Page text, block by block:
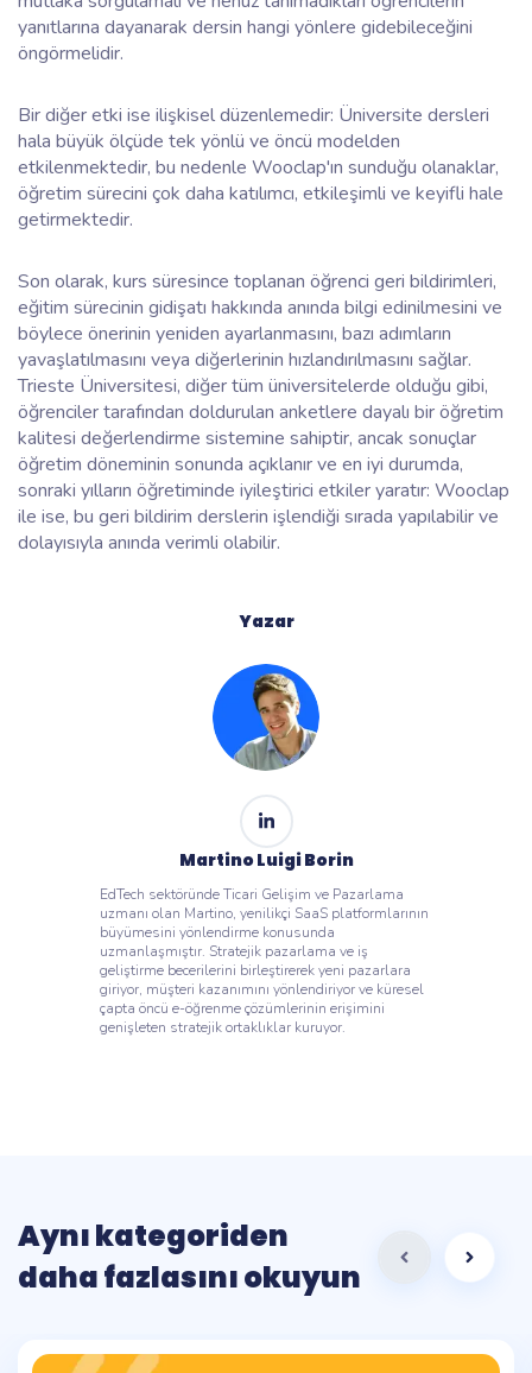
yanıtlarına dayanarak dersin hangi yönlere gidebileceğini
öngörmelidir.
Bir diğer etki ise ilişkisel düzenlemedir: Üniversite dersleri
hala büyük ölçüde tek yönlü ve öncü modelden
etkilenmektedir, bu nedenle Wooclap'ın sunduğu olanaklar,
öğretim sürecini çok daha katılımcı, etkileşimli ve keyifli hale
getirmektedir.
Son olarak, kurs süresince toplanan öğrenci geri bildirimleri,
eğitim sürecinin gidişatı hakkında anında bilgi edinilmesini ve
böylece önerinin yeniden ayarlanmasını, bazı adımların
yavaşlatılmasını veya diğerlerinin hızlandırılmasını sağlar.
Trieste Üniversitesi, diğer tüm üniversitelerde olduğu gibi,
öğrenciler tarafından doldurulan anketlere dayalı bir öğretim
kalitesi değerlendirme sistemine sahiptir, ancak sonuçlar
öğretim döneminin sonunda açıklanır ve en iyi durumda,
sonraki yılların öğretiminde iyileştirici etkiler yaratır: Wooclap
ile ise, bu geri bildirim derslerin işlendiği sırada yapılabilir ve
dolayısıyla anında verimli olabilir.
Yazar
Martino Luigi Borin
EdTech sektöründe Ticari Gelişim ve Pazarlama
uzmanı olan Martino, yenilikçi SaaS platformlarının
büyümesini yönlendirme konusunda
uzmanlaşmıştır. Stratejik pazarlama ve iş
geliştirme becerilerini birleştirerek yeni pazarlara
giriyor, müşteri kazanımını yönlendiriyor ve küresel
çapta öncü e-öğrenme çözümlerinin erişimini
genişleten stratejik ortaklıklar kuruyor.
Aynı kategoriden
daha fazlasını okuyun